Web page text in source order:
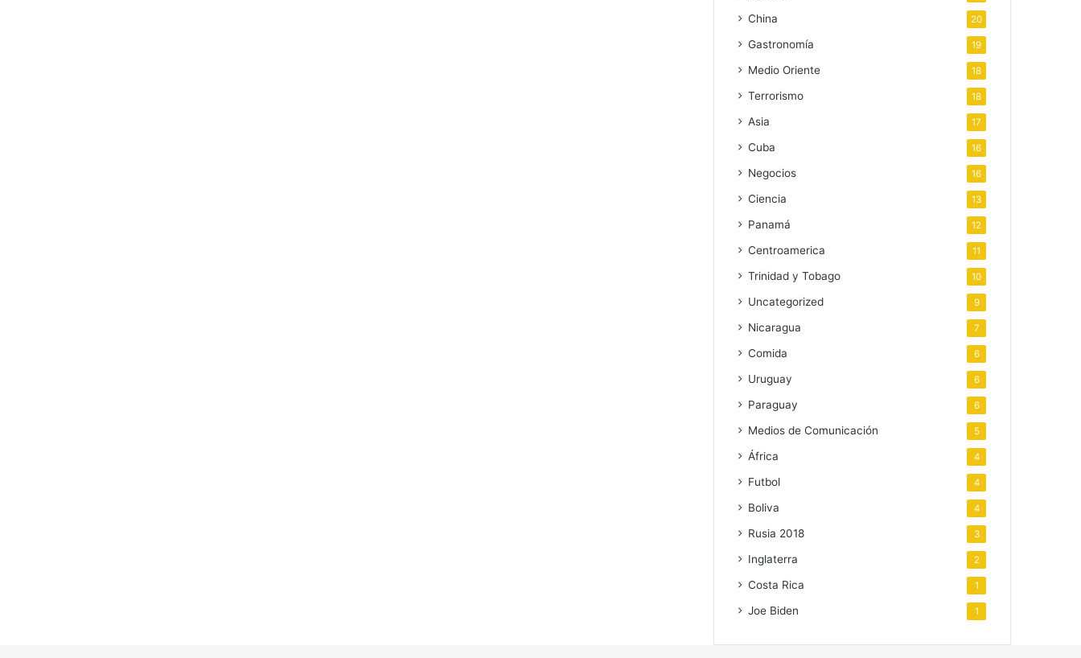
China 20
Gastronomía 19
Medio Oriente 18
Terrorismo 18
Asia 17
Cuba 16
Negocios 16
Ciencia 13
Panamá 12
Centroamerica 11
Trinidad y Tobago 10
Uncategorized 9
Nicaragua 7
Comida 6
Uruguay 6
Paraguay 6
Medios de Comunicación 5
África 4
Futbol 4
Boliva 4
Rusia 2018 3
Inglaterra 2
Costa Rica 1
Joe Biden 1